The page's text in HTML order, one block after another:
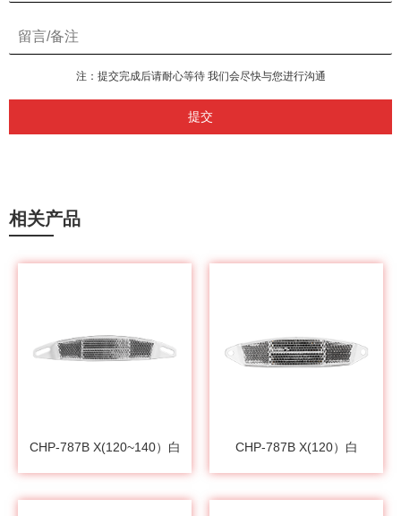
提交
注：提交完成后请耐心等待 我们会尽快与您进行沟通
相关产品
CHP-787B X(120~140）白 CHP-787B X(120）白